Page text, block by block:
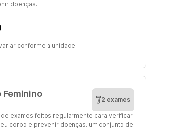
doenças.
conforme a unidade
Feminino
2 exames
de exames feitos regularmente para verificar
corpo e prevenir doenças. um conjunto de